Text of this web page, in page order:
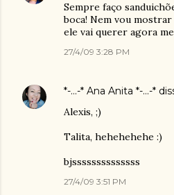
Sempre faço
boca! Nem vou
ele vai querer agora
27/4/09 3:28 PM
*-...-* Ana Anita *-...-*
Alexis, ;)
Talita, hehehehehe :)
bjssssssssssssss
27/4/09 3:51 PM